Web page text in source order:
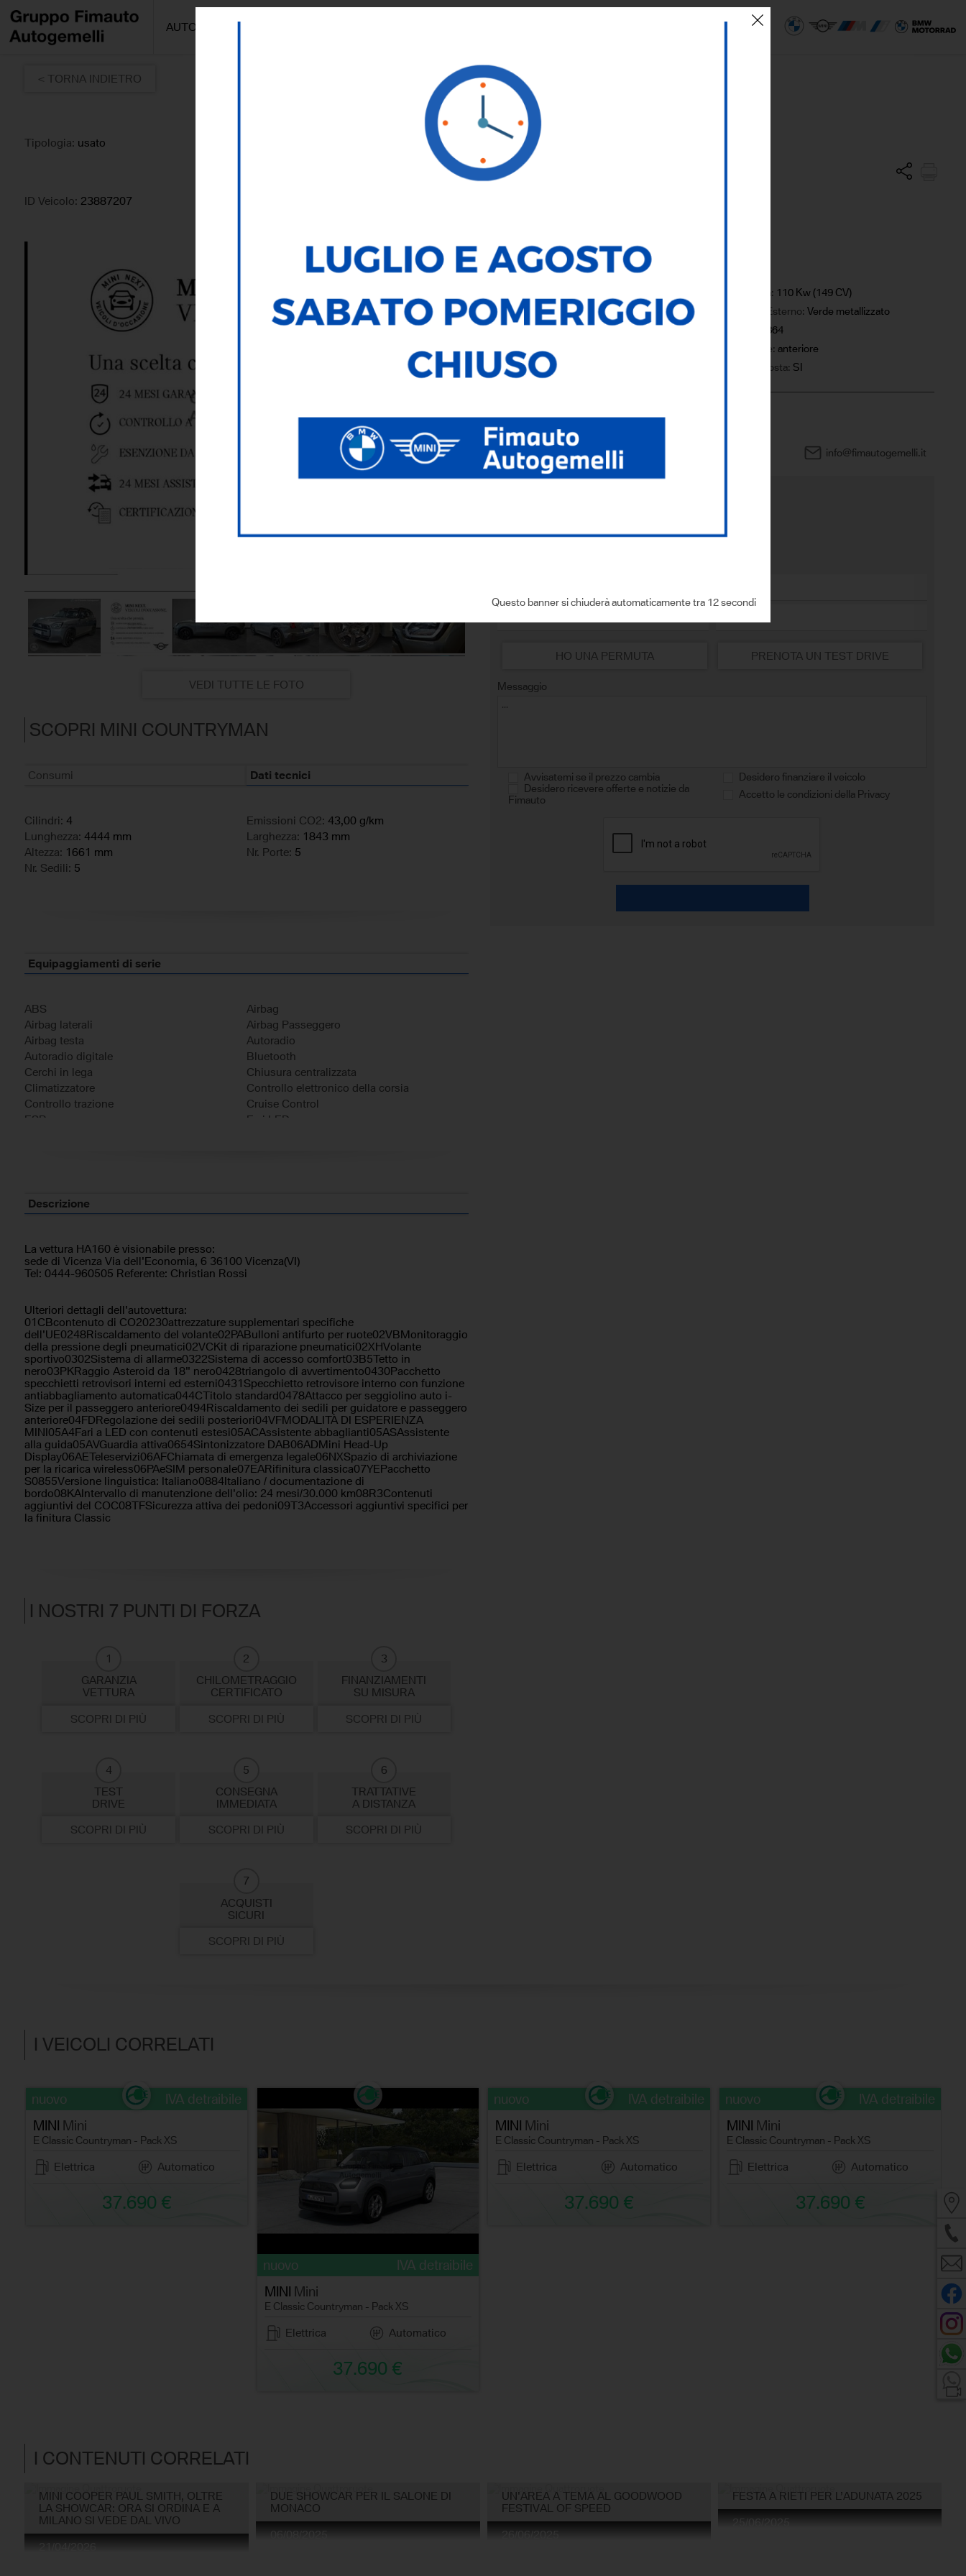
Questo banner si chiuderà automaticamente tra 11 secondi
AUTO/MOTO
< TORNA INDIETRO
Tipologia: usato
ID Veicolo: 23887207
MINI Countryman
D Classic Countryman Pacchetto S
VEDI TUTTE LE FOTO
SCOPRI MINI COUNTRYMAN
Consumi Dati tecnici
Cilindri: 4 Emissioni CO2: 43,00 g/km
Lunghezza: 4444 mm Larghezza: 1843 mm
Altezza: 1661 mm Nr. Porte: 5
Nr. Sedili: 5
Equipaggiamenti di serie
ABS
Airbag
Airbag laterali
Airbag Passeggero
Airbag testa
Autoradio
Autoradio digitale
Bluetooth
Cerchi in lega
Chiusura centralizzata
Climatizzatore
Controllo elettronico della corsia
Controllo trazione
Cruise Control
ESP
Fari LED
Telecamera per parcheggio assistito
Descrizione
La vettura HA160 è visionabile presso:
sede di Vicenza Via dell'Economia, 6 36100 Vicenza(VI)
Tel: 0444-960505 Referente: Christian Rossi
Ulteriori dettagli dell'autovettura:
01CBcontenuto di CO20230attrezzature supplementari specifiche
dell'UE0248Riscaldamento del volante02PABulloni antifurto per ruote02VBMonitoraggio
della pressione degli pneumatici02VCKit di riparazione pneumatici02XHVolante
sportivo0302Sistema di allarme0322Sistema di accesso comfort03B5Tetto in
nero03PKRaggio Asteroid da 18" nero0428triangolo di avvertimento0430Pacchetto
specchietti retrovisori interni ed esterni0431Specchietto retrovisore interno con funzione
antiabbagliamento automatica044CTitolo standard0478Attacco per seggiolino auto i-
Size per il passeggero anteriore0494Riscaldamento dei sedili per guidatore e passeggero
anteriore04FDRegolazione dei sedili posteriori04VFMODALITÀ DI ESPERIENZA
MINI05A4Fari a LED con contenuti estesi05ACAssistente abbaglianti05ASAssistente
alla guida05AVGuardia attiva0654Sintonizzatore DAB06ADMini Head-Up
Display06AETeleservizi06AFChiamata di emergenza legale06NXSpazio di archiviazione
per la ricarica wireless06PAeSIM personale07EARifinitura classica07YEPacchetto
S0855Versione linguistica: Italiano0884Italiano / documentazione di
bordo08KAIntervallo di manutenzione dell'olio: 24 mesi/30.000 km08R3Contenuti
aggiuntivi del COC08TFSicurezza attiva dei pedoni09T3Accessori aggiuntivi specifici per
la finitura Classic
I NOSTRI 7 PUNTI DI FORZA
1
GARANZIA
VETTURA
SCOPRI DI PIÙ
2
CHILOMETRAGGIO
CERTIFICATO
SCOPRI DI PIÙ
3
FINANZIAMENTI
SU MISURA
SCOPRI DI PIÙ
4
TEST
DRIVE
SCOPRI DI PIÙ
5
CONSEGNA
IMMEDIATA
SCOPRI DI PIÙ
6
TRATTATIVE
A DISTANZA
SCOPRI DI PIÙ
7
ACQUISTI
SICURI
SCOPRI DI PIÙ
DATI PRINCIPALI
Potenza: 110 Kw (149 CV)
Carrozzeria:Fuoristrada Colore Esterno:Verde metallizzato
Immatricolazione:15/08/2025
15864
Cilindrata:
Trazione: anteriore
Cambio: Automatico IVA esposta: SI
Via dell'Economia, 6
- 36100 Vicenza
info@fimautogemelli.it
HO UNA PERMUTA PRENOTA UN TEST DRIVE
Messaggio
Avvisatemi se il prezzo cambia
Desidero finanziare il veicolo
Desidero ricevere offerte e notizie da
Fimauto
Accetto le condizioni della Privacy
I VEICOLI CORRELATI
nuovo
IVA detraibile
MINI Mini
E Classic Countryman - Pack XS
Elettrica Automatico
37.690 €
nuovo
IVA detraibile
MINI
Mini
E Classic Countryman - Pack XS
Elettrica Automatico
37.690 €
nuovo
IVA detraibile
MINI Mini
E Classic Countryman - Pack XS
Elettrica Automatico
37.690 €
nuovo
IVA detraibile
MINI Mini
E Classic Countryman - Pack XS
Elettrica Automatico
37.690 €
I CONTENUTI CORRELATI
MINI COOPER PAUL SMITH, OLTRE
LA SHOWCAR: ORA SI ORDINA E A
MILANO SI VEDE DAL VIVO
DUE SHOWCAR PER IL SALONE DI
MONACO
UN'AREA A TEMA AL GOODWOOD
FESTIVAL OF SPEED
FESTA A RIETI PER L’ADUNATA 2025